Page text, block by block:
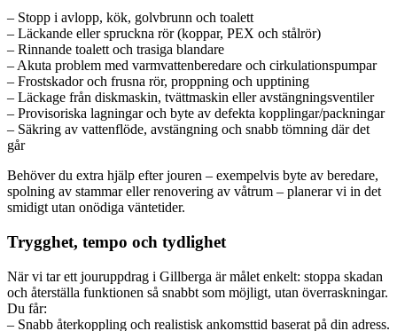
– Stopp i avlopp, kök, golvbrunn och toalett
– Läckande eller spruckna rör (koppar, PEX och stålrör)
– Rinnande toalett och trasiga blandare
– Akuta problem med varmvattenberedare och cirkulationspumpar
– Frostskador och frusna rör, proppning och upptining
– Läckage från diskmaskin, tvättmaskin eller avstängningsventiler
– Provisoriska lagningar och byte av defekta kopplingar/packningar
– Säkring av vattenflöde, avstängning och snabb tömning där det
går
Behöver du extra hjälp efter jouren – exempelvis byte av beredare,
spolning av stammar eller renovering av våtrum – planerar vi in det
smidigt utan onödiga väntetider.
Trygghet, tempo och tydlighet
När vi tar ett jouruppdrag i Gillberga är målet enkelt: stoppa skadan
och återställa funktionen så snabbt som möjligt, utan överraskningar.
Du får:
– Snabb återkoppling och realistisk ankomsttid baserat på din adress.